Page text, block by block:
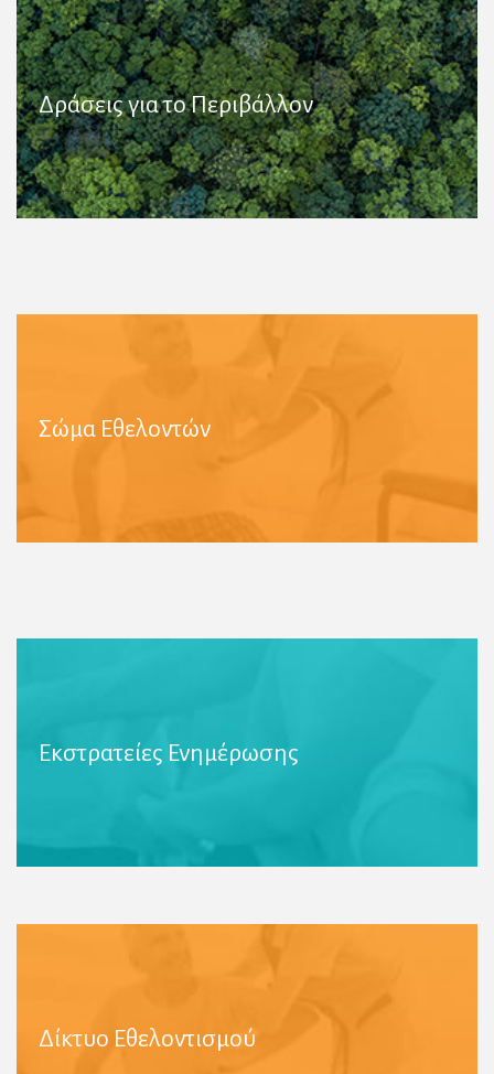
Δράσεις για το ΠεριβάλλονΠερισσότερες Πληροφορίες
Σώμα Εθελοντών
Εκστρατείες Ενημέρωσης
για τον εθελοντισμό στα ΜΜΕ, παρουσιάσεις σε
Δίκτυο ΕθελοντισμούΠερισσότερες Πληροφορίες